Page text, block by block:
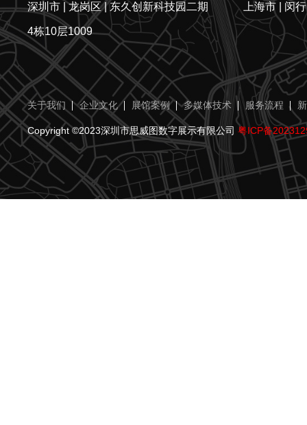
深圳市 | 龙岗区 | 东久创新科技园二期
4栋10层1009
上海市 | 闵
关于我们 企业文化 展馆案例 多媒体技术 服务流程
Copyright ©2023深圳市思威图数字展示有限公司 粤ICP备